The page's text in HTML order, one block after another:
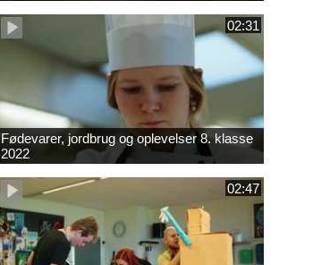
02:31
Fødevarer, jordbrug og oplevelser 8. klasse
2022
02:47